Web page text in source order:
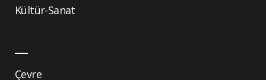
Kültür-Sanat
Çevre